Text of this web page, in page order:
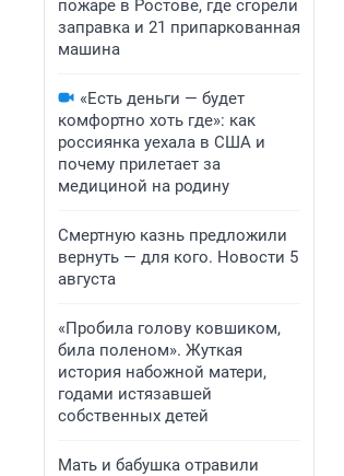
пожаре в Ростове, где сгорели
заправка и 21 припаркованная
машина
«Есть деньги — будет
комфортно хоть где»: как
россиянка уехала в США и
почему прилетает за
медициной на родину
Смертную казнь предложили
вернуть — для кого. Новости 5
августа
«Пробила голову ковшиком,
била поленом». Жуткая
история набожной матери,
годами истязавшей
собственных детей
Мать и бабушка отравили